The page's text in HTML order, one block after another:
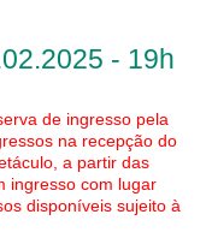
- 19h
de ingresso pela
na recepção do
a partir das
ingresso com lugar
disponíveis sujeito à